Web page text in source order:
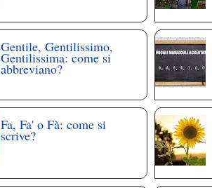
Gentile, Gentilissimo,
Gentilissima: come si
abbreviano?
Fa, Fa' o Fà: come si
scrive?